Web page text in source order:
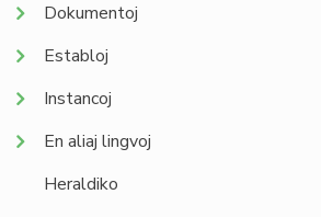
Dokumentoj
Establoj
Instancoj
En aliaj lingvoj
Heraldiko